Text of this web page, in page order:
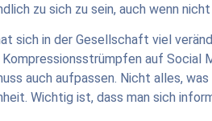
zu sich zu sein, auch wenn
sich in der Gesellschaft viel
auf
auch aufpassen. Nicht alles,
Wichtig ist, dass man sich